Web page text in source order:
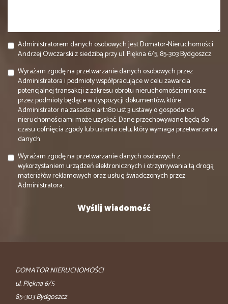
Administratorem danych osobowych jest Domator-Nieruchomości
Andrzej Owczarski z siedzibą przy ul. Piękna 6/5, 85-303 Bydgoszcz.
Wyrażam zgodę na przetwarzanie danych osobowych przez
Administratora i podmioty współpracujące w celu zawarcia
potencjalnej transakcji z zakresu obrotu nieruchomościami oraz
przez podmioty będące w dyspozycji dokumentów, które
Administrator na zasadzie art.180 ust.3 ustawy o gospodarce
nieruchomościami może uzyskać. Dane przechowywane będą do
czasu cofnięcia zgody lub ustania celu, który wymaga przetwarzania
danych.
Wyrażam zgodę na przetwarzanie danych osobowych z
wykorzystaniem urządzeń elektronicznych i otrzymywania tą drogą
materiałów reklamowych oraz usług świadczonych przez
Administratora.
DOMATOR NIERUCHOMOŚCI
ul. Piękna 6/5
85-303 Bydgoszcz